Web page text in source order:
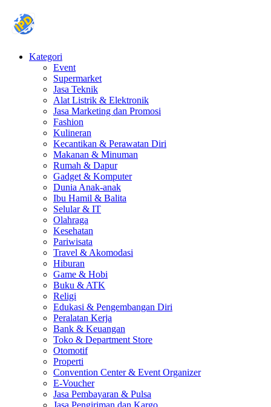
Kategori
Event
Supermarket
Jasa Teknik
Alat Listrik & Elektronik
Jasa Marketing dan Promosi
Fashion
Kulineran
Kecantikan & Perawatan Diri
Makanan & Minuman
Rumah & Dapur
Gadget & Komputer
Dunia Anak-anak
Ibu Hamil & Balita
Selular & IT
Olahraga
Kesehatan
Pariwisata
Travel & Akomodasi
Hiburan
Game & Hobi
Buku & ATK
Religi
Edukasi & Pengembangan Diri
Peralatan Kerja
Bank & Keuangan
Toko & Department Store
Otomotif
Properti
Convention Center & Event Organizer
E-Voucher
Jasa Pembayaran & Pulsa
Jasa Pengiriman dan Kargo